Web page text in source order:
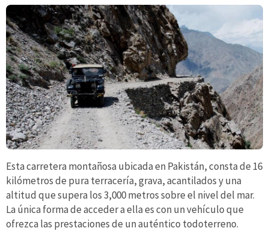
Esta carretera montañosa ubicada en Pakistán, consta de 16
kilómetros de pura terracería, grava, acantilados y una
altitud que supera los 3,000 metros sobre el nivel del mar.
La única forma de acceder a ella es con un vehículo que
ofrezca las prestaciones de un auténtico todoterreno.